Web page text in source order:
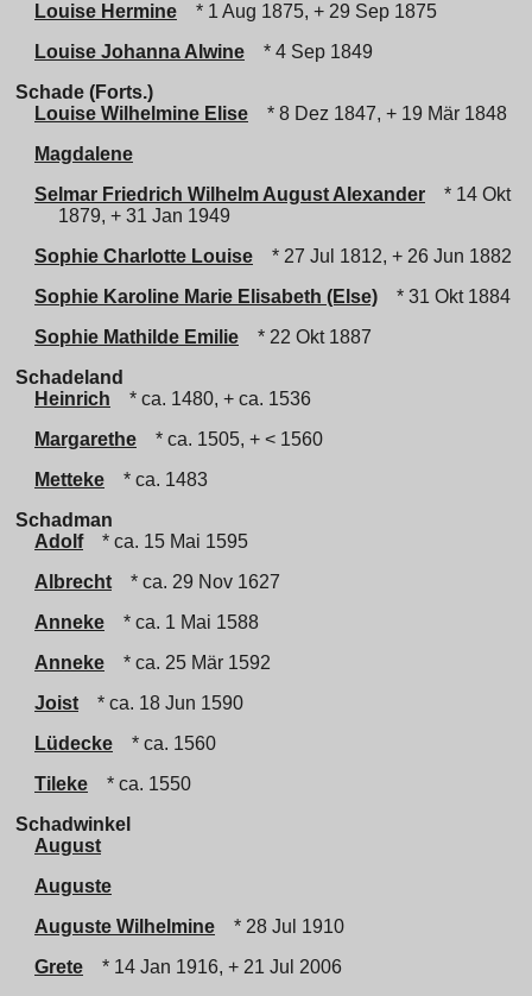
Louise Hermine
* 1 Aug 1875, + 29 Sep 1875
Louise Johanna Alwine
* 4 Sep 1849
Schade (Forts.)
Louise Wilhelmine Elise
* 8 Dez 1847, + 19 Mär 1848
Magdalene
Selmar Friedrich Wilhelm August Alexander
* 14 Okt
1879, + 31 Jan 1949
Sophie Charlotte Louise
* 27 Jul 1812, + 26 Jun 1882
Sophie Karoline Marie Elisabeth (Else)
* 31 Okt 1884
Sophie Mathilde Emilie
* 22 Okt 1887
Schadeland
Heinrich
* ca. 1480, + ca. 1536
Margarethe
* ca. 1505, + < 1560
Metteke
* ca. 1483
Schadman
Adolf
* ca. 15 Mai 1595
Albrecht
* ca. 29 Nov 1627
Anneke
* ca. 1 Mai 1588
Anneke
* ca. 25 Mär 1592
Joist
* ca. 18 Jun 1590
Lüdecke
* ca. 1560
Tileke
* ca. 1550
Schadwinkel
August
Auguste
Auguste Wilhelmine
* 28 Jul 1910
Grete
* 14 Jan 1916, + 21 Jul 2006